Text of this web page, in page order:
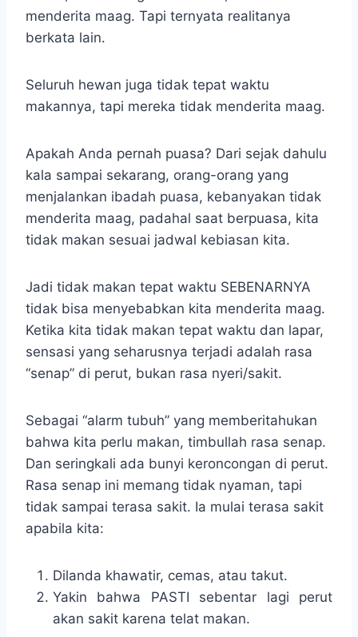
menderita maag. Tapi ternyata realitanya
berkata lain.
Seluruh hewan juga tidak tepat waktu
makannya, tapi mereka tidak menderita maag.
Apakah Anda pernah puasa? Dari sejak dahulu
kala sampai sekarang, orang-orang yang
menjalankan ibadah puasa, kebanyakan tidak
menderita maag, padahal saat berpuasa, kita
tidak makan sesuai jadwal kebiasan kita.
Jadi tidak makan tepat waktu SEBENARNYA
tidak bisa menyebabkan kita menderita maag.
Ketika kita tidak makan tepat waktu dan lapar,
sensasi yang seharusnya terjadi adalah rasa
“senap” di perut, bukan rasa nyeri/sakit.
Sebagai “alarm tubuh” yang memberitahukan
bahwa kita perlu makan, timbullah rasa senap.
Dan seringkali ada bunyi keroncongan di perut.
Rasa senap ini memang tidak nyaman, tapi
tidak sampai terasa sakit. Ia mulai terasa sakit
apabila kita:
Dilanda khawatir, cemas, atau takut.
Yakin bahwa PASTI sebentar lagi perut
akan sakit karena telat makan.